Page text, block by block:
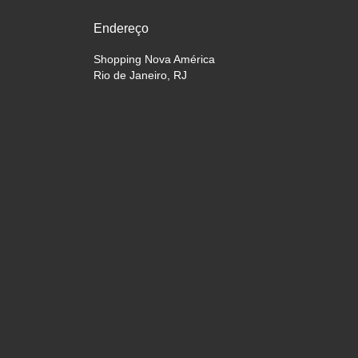
Endereço
Shopping Nova América
Rio de Janeiro, RJ